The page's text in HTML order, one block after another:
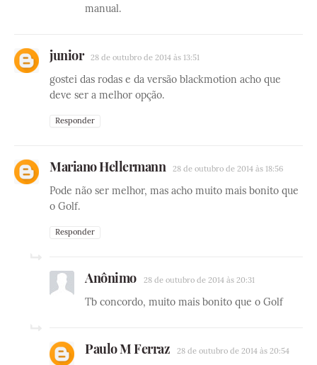
manual.
junior 28 de outubro de 2014 às 13:51
gostei das rodas e da versão blackmotion acho que
deve ser a melhor opção.
Responder
Mariano Hellermann 28 de outubro de 2014 às 18:56
Pode não ser melhor, mas acho muito mais bonito que
o Golf.
Responder
Anônimo 28 de outubro de 2014 às 20:31
Tb concordo, muito mais bonito que o Golf
Paulo M Ferraz 28 de outubro de 2014 às 20:54